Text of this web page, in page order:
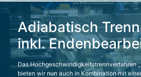
Adiabatisch
inkl.
Das Hochgeschwindigkeitstrennverfahren
bieten wir nun auch in Kombination mit